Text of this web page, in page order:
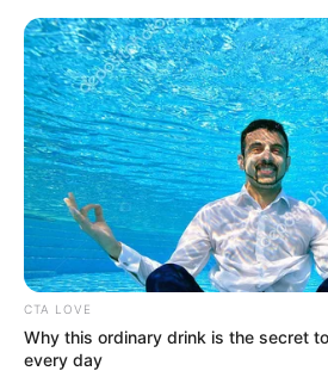
CTA LOVE
Why this ordinary drink is the secret
every day